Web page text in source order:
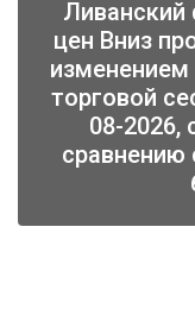
Ливанский
цен Вниз
изменением
торговой
08-2026,
сравнению